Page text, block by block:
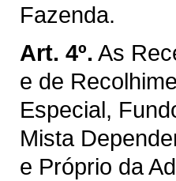
Fazenda.
Art. 4º. As
e de
Especial,
Mista
e Próprio da